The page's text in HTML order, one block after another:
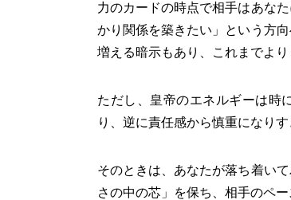
力のカードの時点で相手はあな
かり関係を築きたい」という方
増える暗示もあり、これまでよ
ただし、皇帝のエネルギーは時
り、逆に責任感から慎重になり
そのときは、あなたが落ち着い
さの中の芯」を保ち、相手のペ